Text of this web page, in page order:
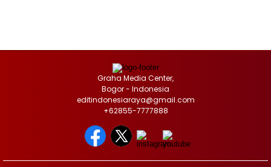
Graha Media Center,
Bogor - Indonesia
editindonesiaraya@gmail.com
+62855-7777888